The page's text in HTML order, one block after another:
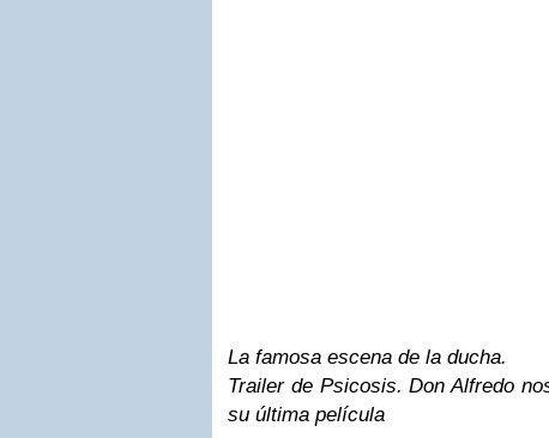
La famosa escena de la ducha.
Trailer de Psicosis. Don Alfredo
su última película